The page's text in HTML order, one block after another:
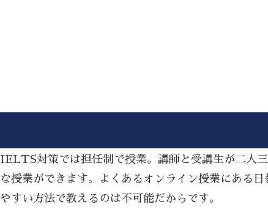
IELTS対策では担任制で授業。講師と受講生が二人
な授業ができます。よくあるオンライン授業にある
やすい方法で教えるのは不可能だからです。